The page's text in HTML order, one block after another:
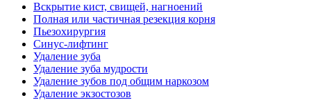
Вскрытие кист, свищей, нагноений
Полная или частичная резекция корня
Пьезохирургия
Синус-лифтинг
Удаление зуба
Удаление зуба мудрости
Удаление зубов под общим наркозом
Удаление экзостозов